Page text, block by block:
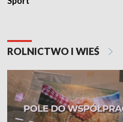
ROLNICTWO I WIEŚ